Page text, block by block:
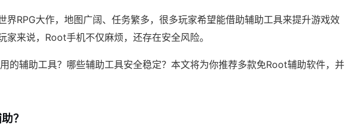
界RPG大作，地图广阔、任务繁多，很多玩家希望能借助辅助工具来提升游戏效
来说，Root手机不仅麻烦，还存在安全风险。
的辅助工具？哪些辅助工具安全稳定？本文将为你推荐多款免Root辅助软件，并
？